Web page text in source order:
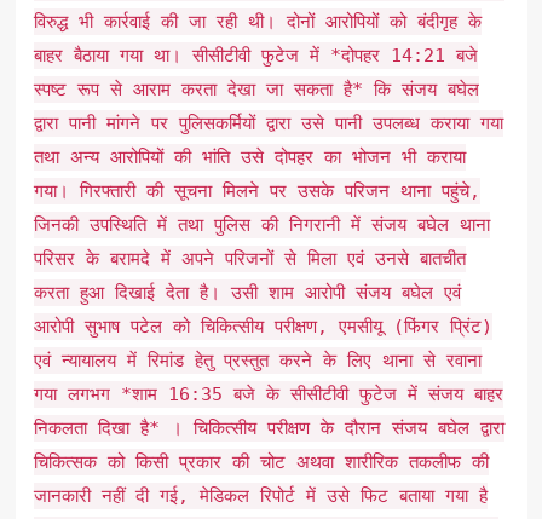
विरुद्ध भी कार्रवाई की जा रही थी। दोनों आरोपियों को बंदीगृह के
बाहर बैठाया गया था। सीसीटीवी फुटेज में *दोपहर 14:21 बजे
स्पष्ट रूप से आराम करता देखा जा सकता है* कि संजय बघेल
द्वारा पानी मांगने पर पुलिसकर्मियों द्वारा उसे पानी उपलब्ध कराया गया
तथा अन्य आरोपियों की भांति उसे दोपहर का भोजन भी कराया
गया। गिरफ्तारी की सूचना मिलने पर उसके परिजन थाना पहुंचे,
जिनकी उपस्थिति में तथा पुलिस की निगरानी में संजय बघेल थाना
परिसर के बरामदे में अपने परिजनों से मिला एवं उनसे बातचीत
करता हुआ दिखाई देता है। उसी शाम आरोपी संजय बघेल एवं
आरोपी सुभाष पटेल को चिकित्सीय परीक्षण, एमसीयू (फिंगर प्रिंट)
एवं न्यायालय में रिमांड हेतु प्रस्तुत करने के लिए थाना से रवाना
गया लगभग *शाम 16:35 बजे के सीसीटीवी फुटेज में संजय बाहर
निकलता दिखा है* । चिकित्सीय परीक्षण के दौरान संजय बघेल द्वारा
चिकित्सक को किसी प्रकार की चोट अथवा शारीरिक तकलीफ की
जानकारी नहीं दी गई, मेडिकल रिपोर्ट में उसे फिट बताया गया है